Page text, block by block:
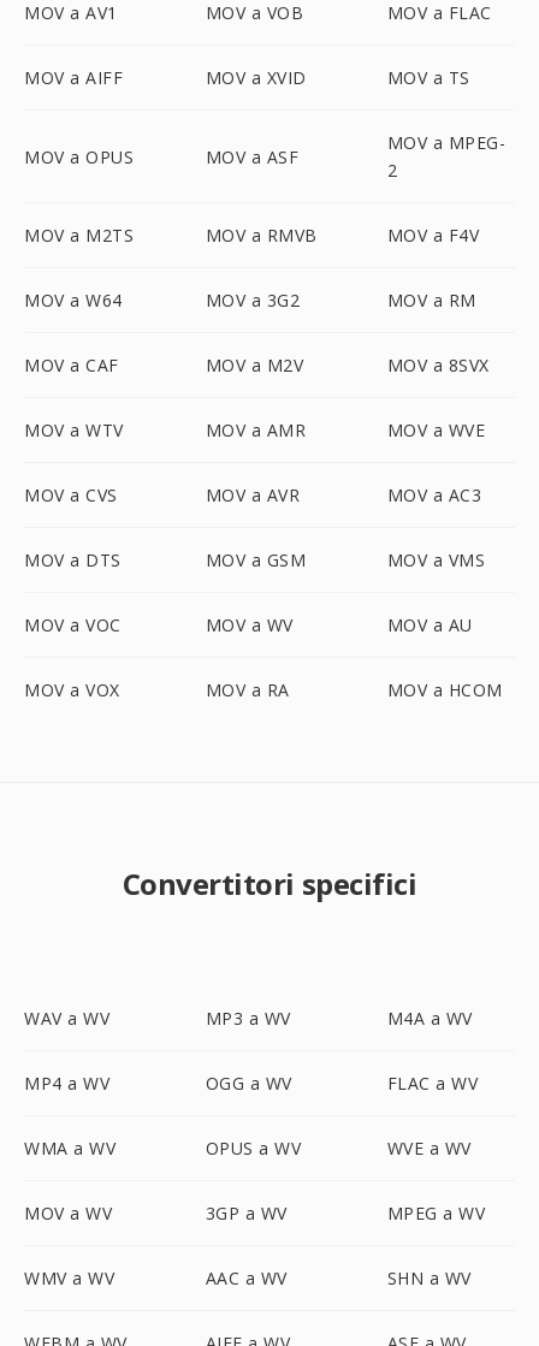
MOV a AV1 MOV a VOB MOV a FLAC
MOV a AIFF MOV a XVID MOV a TS
MOV a OPUS MOV a ASF
MOV a MPEG-
2
MOV a M2TS MOV a RMVB MOV a F4V
MOV a W64 MOV a 3G2 MOV a RM
MOV a CAF MOV a M2V MOV a 8SVX
MOV a WTV MOV a AMR MOV a WVE
MOV a CVS MOV a AVR MOV a AC3
MOV a DTS MOV a GSM MOV a VMS
MOV a VOC MOV a WV MOV a AU
MOV a VOX MOV a RA MOV a HCOM
Convertitori specifici
WAV a WV MP3 a WV M4A a WV
MP4 a WV OGG a WV FLAC a WV
WMA a WV OPUS a WV WVE a WV
MOV a WV 3GP a WV MPEG a WV
WMV a WV AAC a WV SHN a WV